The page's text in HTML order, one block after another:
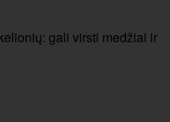
gali virsti medžiai ir